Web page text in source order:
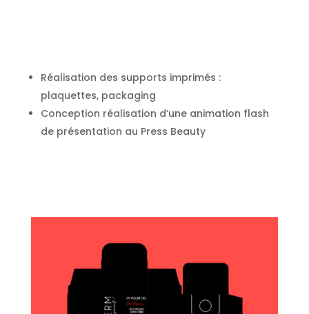
Réalisation des supports imprimés :
plaquettes, packaging
Conception réalisation d’une animation flash
de présentation au Press Beauty